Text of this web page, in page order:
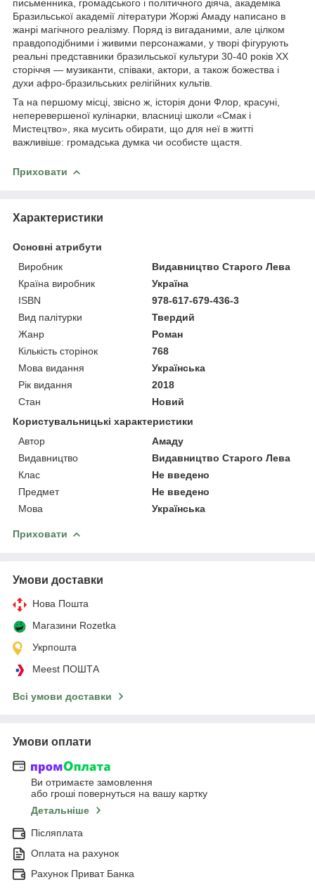
письменника, громадського і політичного діяча, академіка
Бразильської академії літератури Жоржі Амаду написано в
жанрі магічного реалізму. Поряд із вигаданими, але цілком
правдоподібними і живими персонажами, у творі фігурують
реальні представники бразильської культури 30-40 років ХХ
сторіччя — музиканти, співаки, актори, а також божества і
духи афро-бразильських релігійних культів.
Та на першому місці, звісно ж, історія дони Флор, красуні,
неперевершеної кулінарки, власниці школи «Смак і
Мистецтво», яка мусить обирати, що для неї в житті
важливіше: громадська думка чи особисте щастя.
Приховати
Характеристики
Основні атрибути
Виробник
Видавництво Старого Лева
Країна виробник
Україна
ISBN
978-617-679-436-3
Вид палітурки
Твердий
Жанр
Роман
Кількість сторінок
768
Мова видання
Українська
Рік видання
2018
Стан
Новий
Користувальницькі характеристики
Автор
Амаду
Видавництво
Видавництво Старого Лева
Клас
Не введено
Предмет
Не введено
Мова
Українська
Приховати
Умови доставки
Нова Пошта
Магазини Rozetka
Укрпошта
Meest ПОШТА
Всі умови доставки
Умови оплати
Ви отримаєте замовлення
або гроші повернуться на вашу картку
Детальніше
Післяплата
Оплата на рахунок
Рахунок Приват Банка